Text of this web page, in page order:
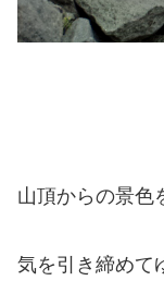
山頂からの景色
気を引き締めて